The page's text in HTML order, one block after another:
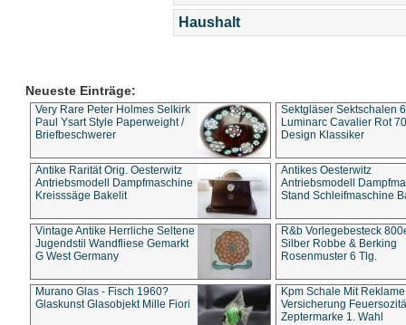
Haushalt
Neueste Einträge:
Very Rare Peter Holmes Selkirk
Paul Ysart Style Paperweight /
Briefbeschwerer
Sektgläser Sektschalen
Luminarc Cavalier Rot
Design Klassiker
Antike Rarität Orig. Oesterwitz
Antriebsmodell Dampfmaschine
Kreisssäge Bakelit
Antikes Oesterwitz
Antriebsmodell
Stand Schleifmaschine
Vintage Antike Herrliche Seltene
Jugendstil Wandfliese Gemarkt
G West Germany
R&b Vorlegebesteck
Silber Robbe & Berking
Rosenmuster 6 Tlg.
Murano Glas - Fisch 1960?
Glaskunst Glasobjekt Mille Fiori
Kpm Schale Mit Reklame
Versicherung
Zeptermarke 1. Wahl